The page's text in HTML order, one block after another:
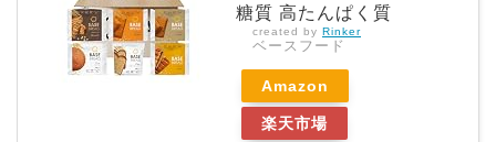
糖質 高たんぱく質
created by Rinker
ベースフード
Amazon
楽天市場